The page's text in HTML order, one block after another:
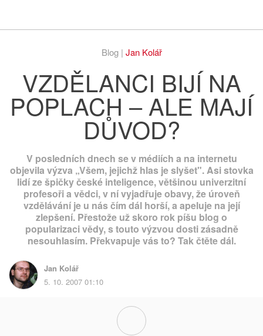
Blog | Jan Kolář
VZDĚLANCI BIJÍ NA
POPLACH – ALE MAJÍ
DŮVOD?
V posledních dnech se v médiích a na internetu
objevila výzva „Všem, jejichž hlas je slyšet". Asi stovka
lidí ze špičky české inteligence, většinou univerzitní
profesoři a vědci, v ní vyjadřuje obavy, že úroveň
vzdělávání je u nás čím dál horší, a apeluje na její
zlepšení. Přestože už skoro rok píšu blog o
popularizaci vědy, s touto výzvou dosti zásadně
nesouhlasím. Překvapuje vás to? Tak čtěte dál.
Jan Kolář
5. 10. 2007 01:10